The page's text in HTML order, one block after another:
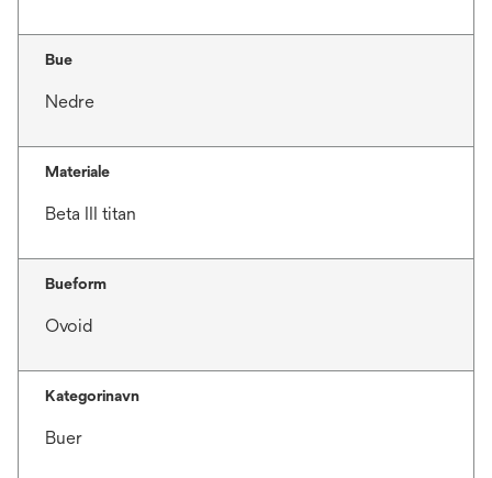
Bue
Nedre
Materiale
Beta III titan
Bueform
Ovoid
Kategorinavn
Buer